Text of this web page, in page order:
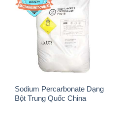
Sodium Percarbonate Dạng
Bột Trung Quốc China